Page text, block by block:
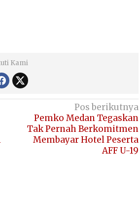
Kami
Pos berikutnya
Pemko Medan Tegaskan
Tak Pernah Berkomitmen
Membayar Hotel Peserta
AFF U-19